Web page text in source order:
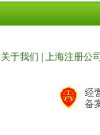
关于我们 上海注册公司